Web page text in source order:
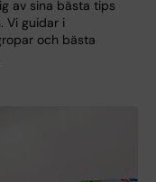
av sina bästa tips
Vi guidar i
och bästa